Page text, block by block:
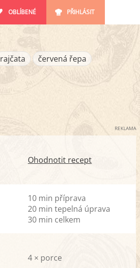
OBLÍBENÉ PŘIHLÁSIT
rajčata
červená řepa
REKLAMA
Ohodnotit recept
10 min příprava
20 min tepelná úprava
30 min celkem
4 × porce